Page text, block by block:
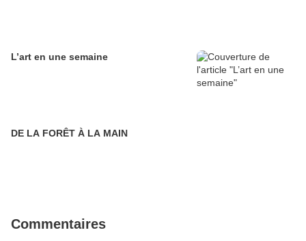
L’art en une semaine
DE LA FORÊT À LA MAIN
Commentaires